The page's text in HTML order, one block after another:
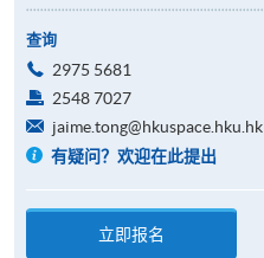
查询
2975 5681
2548 7027
jaime.tong@hkuspace.hku.hk
有疑问？欢迎在此提出
立即报名